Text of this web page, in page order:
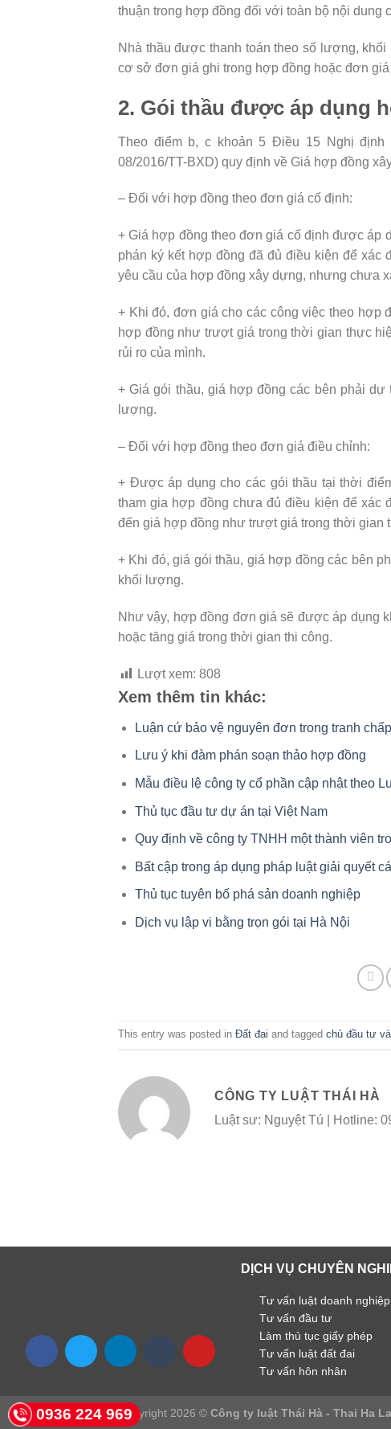
thuận trong hợp đồng đối với toàn bộ nội dung
Nhà thầu được thanh toán theo số lượng,
cơ sở đơn giá ghi trong hợp đồng hoặc đơn
2. Gói thầu được áp dụng
Theo điểm b, c khoản 5 Điều 15 Nghị
08/2016/TT-BXD) quy định về Giá hợp đồng
– Đối với hợp đồng theo đơn giá cố định:
+ Giá hợp đồng theo đơn giá cố định được áp
phán ký kết hợp đồng đã đủ điều kiện để xác
yêu cầu của hợp đồng xây dựng, nhưng chưa
+ Khi đó, đơn giá cho các công việc theo hợp
hợp đồng như trượt giá trong thời gian thực
rủi ro của mình.
+ Giá gói thầu, giá hợp đồng các bên phải
lượng.
– Đối với hợp đồng theo đơn giá điều chỉnh:
+ Được áp dụng cho các gói thầu tại thời
tham gia hợp đồng chưa đủ điều kiện để xác
đến giá hợp đồng như trượt giá trong thời gian
+ Khi đó, giá gói thầu, giá hợp đồng các bên
khối lượng.
Như vậy, hợp đồng đơn giá sẽ được áp dụng
hoặc tăng giá trong thời gian thi công.
Lượt xem: 808
Xem thêm tin khác:
Luận cứ bảo vệ nguyên đơn trong tranh
Lưu ý khi đàm phán soạn thảo hợp đồng
Mẫu điều lệ công ty cổ phần cập nhật theo
Thủ tục đầu tư dự án tại Việt Nam
Quy định về công ty TNHH một thành viên
Bất cập trong áp dụng pháp luật giải quyết
Thủ tục tuyên bố phá sản doanh nghiệp
Dịch vụ lập vi bằng trọn gói tại Hà Nội
This entry was posted in Đất đai and tagged chủ đầu tư
CÔNG TY LUẬT THÁI HÀ
Luật sư: Nguyệt Tú | Hotline:
DỊCH VỤ CHUYÊN
Tư vấn luật doanh nghiệp
Tư vấn đầu tư
Làm thủ tục giấy phép
Tư vấn luật đất đai
Tư vấn hôn nhân
Copyright 2026 © Công ty luật Thái Hà - Thai Ha
0936 224 969